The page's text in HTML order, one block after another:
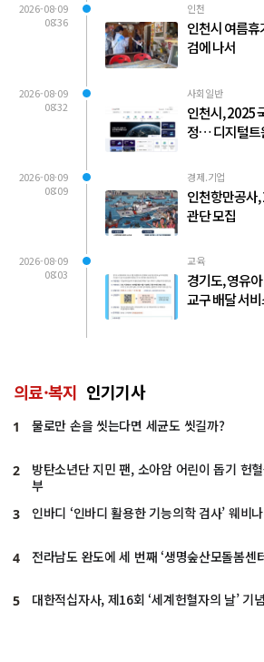
2026-08-09
08:36
인천
인천시 여름휴
검에 나서
2026-08-09
08:32
사회일반
인천시, 2025
정… 디지털트
2026-08-09
08:09
경제.기업
인천항만공사
관단 모집
2026-08-09
08:03
교육
경기도, 영유아
교구 배달 서비
의료·복지 인기기사
1 물로만 손을 씻는다면 세균도 씻길까?
2
방탄소년단 지민 팬, 소아암 어린이 돕기 헌
부
3 인바디 ‘인바디 활용한 기능의학 검사’ 웨비
4 전라남도 완도에 세 번째 ‘생명숲산모돌봄센
5 대한적십자사, 제16회 ‘세계헌혈자의 날’ 기